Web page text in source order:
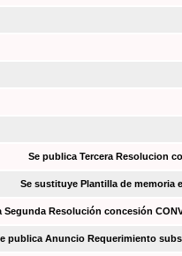
Se publica Tercera Resolucion
Se sustituye Plantilla de memoria
Segunda Resolución concesión
publica Anuncio Requerimiento